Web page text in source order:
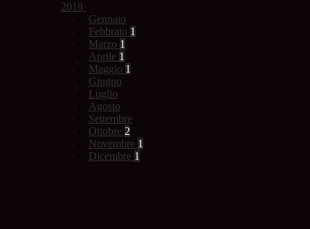
2018
Gennaio
Febbraio 1
Marzo 1
Aprile 1
Maggio 1
Giugno
Luglio
Agosto
Settembre
Ottobre 2
Novembre 1
Dicembre 1